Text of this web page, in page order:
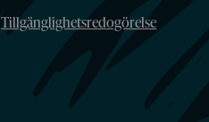
Tillgänglighetsredogörelse